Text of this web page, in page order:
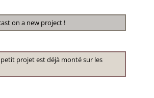
on a new project !
projet est déjà monté sur les